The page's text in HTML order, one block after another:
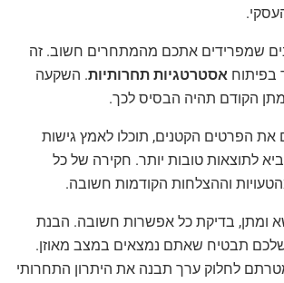
שמפרידים אתכם מהמתחרים חשוב. זה
בפיתוח אסטרטגיות תחרותיות. השקעה
הקודם תהיה הבסיס לכך.
הפרטים הקטנים, תוכלו לאמץ גישות
לתוצאות טובות יותר. חקירה של כל
וההצלחות הקודמות חשובה.
ומתן, בדיקת כל אפשרות חשובה. הבנת
תבטיח שאתם נמצאים במצב מאוזן.
לחלוק ערך תבנה את היתרון התחרותי